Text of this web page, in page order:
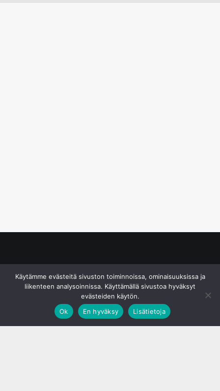
Käytämme evästeitä sivuston toiminnoissa, ominaisuuksissa ja
liikenteen analysoinnissa. Käyttämällä sivustoa hyväksyt
evästeiden käytön.
Ok
En hyväksy Lisätietoja